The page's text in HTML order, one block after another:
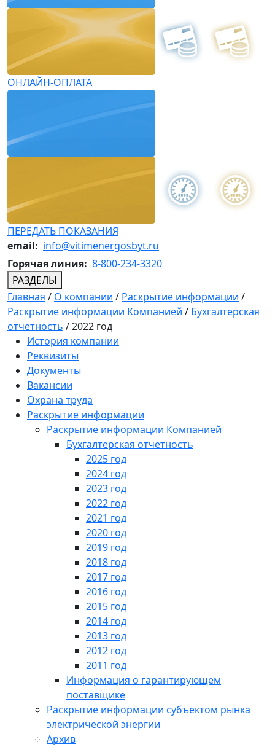
ОНЛАЙН-ОПЛАТА
ПЕРЕДАТЬ ПОКАЗАНИЯ
email: info@vitimenergosbyt.ru
Горячая линия: 8-800-234-3320
РАЗДЕЛЫ
Главная / О компании / Раскрытие информации /
Раскрытие информации Компанией / Бухгалтерская
отчетность /2022 год
История компании
Реквизиты
Документы
Вакансии
Охрана труда
Раскрытие информации
Раскрытие информации Компанией
Бухгалтерская отчетность
2025 год
2024 год
2023 год
2022 год
2021 год
2020 год
2019 год
2018 год
2017 год
2016 год
2015 год
2014 год
2013 год
2012 год
2011 год
Информация о гарантирующем
поставщике
Раскрытие информации субъектом рынка
электрической энергии
Архив